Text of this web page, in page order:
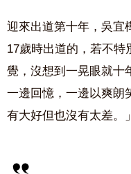
迎來出道第十年，吳宜
17歲時出道的，若不
覺，沒想到一晃眼就
一邊回憶，一邊以爽朗
有大好但也沒有太差。」